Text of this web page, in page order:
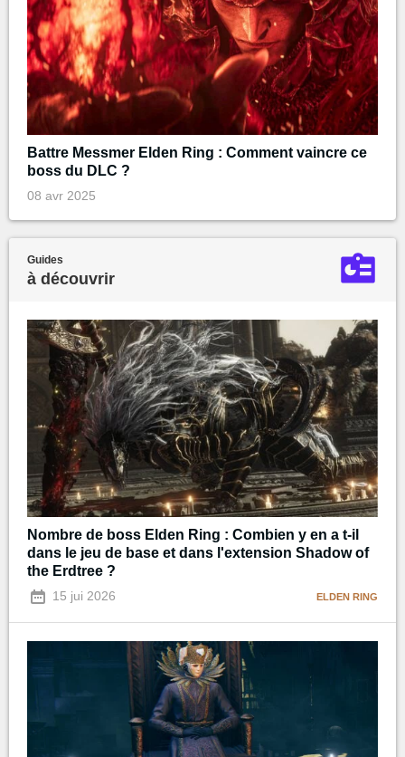
Battre Messmer Elden Ring : Comment vaincre ce
boss du DLC ?
08 avr 2025
Guides
à découvrir
Nombre de boss Elden Ring : Combien y en a t-il
dans le jeu de base et dans l'extension Shadow of
the Erdtree ?
15 jui 2026 ELDEN RING